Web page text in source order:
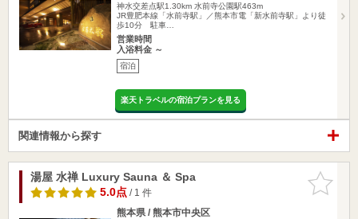
神水交差点駅1.30km 水前寺公園駅463m
JR豊肥本線「水前寺駅」／熊本市電「新水前寺駅」より徒
歩10分 駐車…
営業時間
入浴料金 ～
宿泊
楽天トラベルの宿泊プランを見る
関連情報から探す
お気に入
りに追加
湯屋 水禅 Luxury Sauna ＆ Spa
5.0点/ 1 件
熊本県 / 熊本市中央区